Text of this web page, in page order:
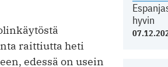
hyvin
raittiutta heti
edessä on usein